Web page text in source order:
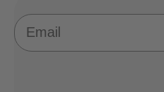
Email